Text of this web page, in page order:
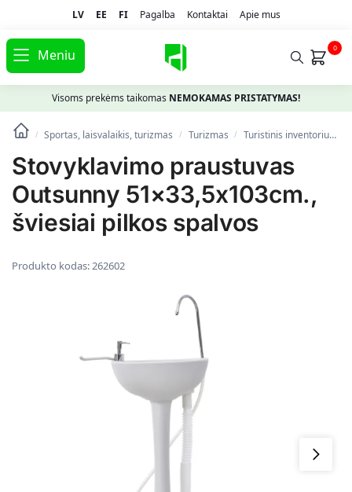
LV EE FI Pagalba Kontaktai Apie mus
Meniu 0
Visoms prekėms taikomas NEMOKAMAS PRISTATYMAS!
/ Sportas, laisvalaikis, turizmas / Turizmas / Turistinis inventorius
Stovyklavimo praustuvas
Outsunny 51×33,5x103cm.,
šviesiai pilkos spalvos
Produkto kodas:262602